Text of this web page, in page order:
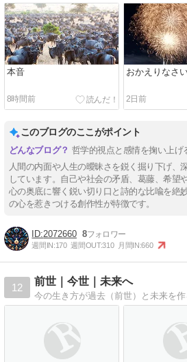
本音
8時間前
おかえりなさ
2日前
このブログのここがポイント
哲学的視点と感情を掬い上げ
人間の内面や人生の曖昧さを鋭く掘り下げ、
しています。自己や社会の矛盾、葛藤、希望
心の奥底に響く鋭い切り口と詩的な比喩を絶
の心を惹きつける創作性が特徴です。
2072660 8
週間IN:170 週間OUT:310 月間IN:660
12
前世｜今世｜未来へ
今の生き方が過去（前世）と未来を